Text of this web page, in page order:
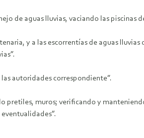
de aguas lluvias, vaciando las piscinas
y a las escorrentías de aguas
autoridades correspondiente”.
pretiles, muros; verificando y